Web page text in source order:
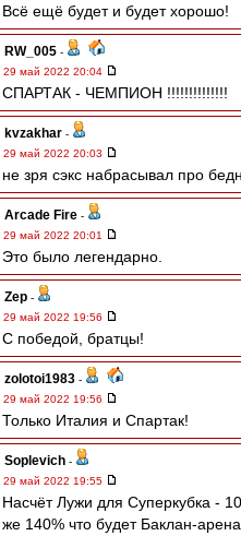
Всё ещё будет и будет хорошо!
RW_005 -
29 май 2022 20:04
СПАРТАК - ЧЕМПИОН !!!!!!!!!!!!!!
kvzakhar -
29 май 2022 20:03
не зря сэкс набрасывал про
Arcade Fire -
29 май 2022 20:01
Это было легендарно.
Zep -
29 май 2022 19:56
С победой, братцы!
zolotoi1983 -
29 май 2022 19:56
Только Италия и Спартак!
Soplevich -
29 май 2022 19:55
Насчёт Лужи для Суперкубка -
же 140% что будет Баклан-